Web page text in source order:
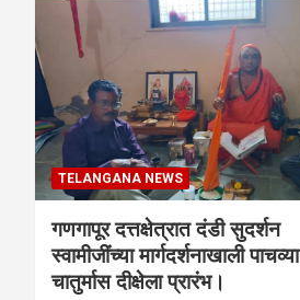
TELANGANA NEWS
गणगापूर दत्तक्षेत्रात दंडी सुदर्शन
स्वामीजींच्या मार्गदर्शनाखाली पाचव्या
चातुर्मास दीक्षेला प्रारंभ।